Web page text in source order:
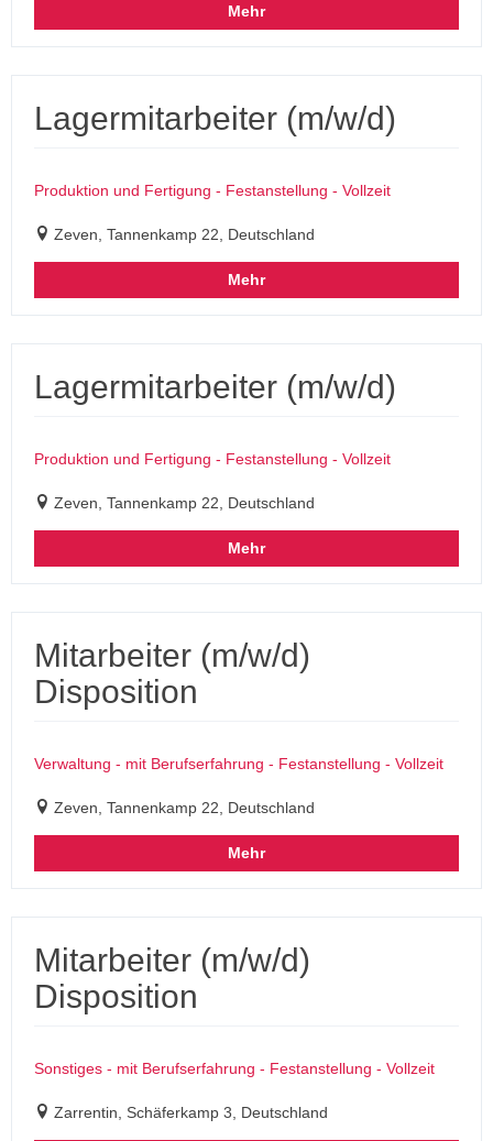
Mehr
Lagermitarbeiter (m/w/d)
Produktion und Fertigung - Festanstellung - Vollzeit
Zeven, Tannenkamp 22, Deutschland
Mehr
Lagermitarbeiter (m/w/d)
Produktion und Fertigung - Festanstellung - Vollzeit
Zeven, Tannenkamp 22, Deutschland
Mehr
Mitarbeiter (m/w/d)
Disposition
Verwaltung - mit Berufserfahrung - Festanstellung - Vollzeit
Zeven, Tannenkamp 22, Deutschland
Mehr
Mitarbeiter (m/w/d)
Disposition
Sonstiges - mit Berufserfahrung - Festanstellung - Vollzeit
Zarrentin, Schäferkamp 3, Deutschland